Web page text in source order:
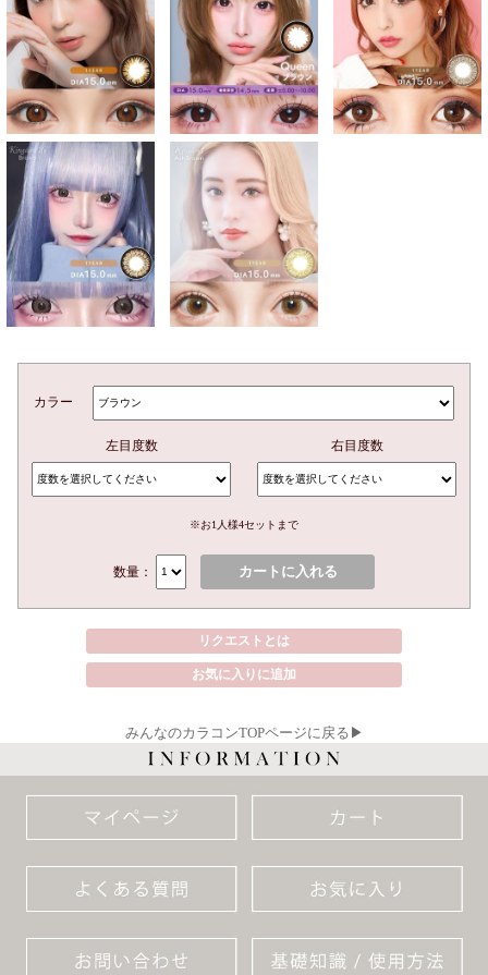
カラー
左目度数 右目度数
※お1人様4セットまで
数量： カートに入れる
リクエストとは
お気に入りに追加
みんなのカラコンTOPページに戻る▶